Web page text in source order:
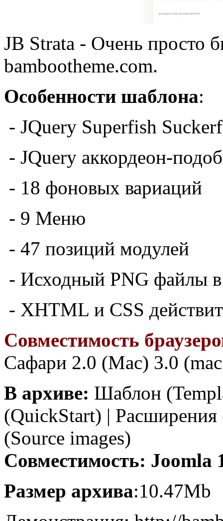
JB Strata - Очень просто
bambootheme.com.
Особенности шаблона:
- JQuery Superfish
- JQuery аккордеон-
- 18 фоновых вариаций
- 9 Меню
- 47 позиций модулей
- Исходный PNG файлы
- XHTML и CSS
Совместимость
Сафари 2.0 (Mac) 3.0
В архиве: Шаблон
(QuickStart) |
(Source images)
Совместимость: Joomla
Размер архива:10.47Mb